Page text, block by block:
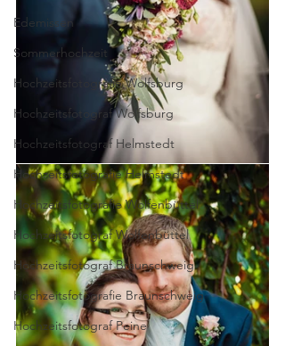
Edemissen
Sommerhochzeit
Hochzeitsfotografie Wolfsburg
Hochzeitsfotograf Wolfsburg
Hochzeitsfotograf Helmstedt
Hochzeitsfotografie Helmstedt
Hochzeitsfotografie Wolfenbüttel
Hochzeitsfotograf Wolfenbüttel
Hochzeitsfotograf Braunschweig
Hochzeitsfotografie Braunschweig
Hochzeitsfotograf Peine